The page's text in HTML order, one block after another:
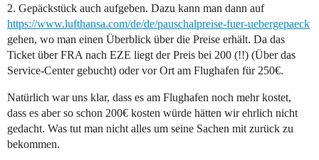
2. Gepäckstück auch aufgeben. Dazu kann man dann auf
https://www.lufthansa.com/de/de/pauschalpreise-fuer-uebergepaeck
gehen, wo man einen Überblick über die Preise erhält. Da das
Ticket über FRA nach EZE liegt der Preis bei 200 (!!) (Über das
Service-Center gebucht) oder vor Ort am Flughafen für 250€.
Natürlich war uns klar, dass es am Flughafen noch mehr kostet,
dass es aber so schon 200€ kosten würde hätten wir ehrlich nicht
gedacht. Was tut man nicht alles um seine Sachen mit zurück zu
bekommen.